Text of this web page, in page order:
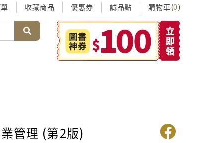
收藏商品 優惠券 誠品點 購物車(0)
管理 (第2版)